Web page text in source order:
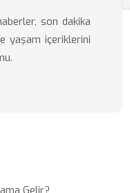
son dakika
yaşam içeriklerini
Gelir?